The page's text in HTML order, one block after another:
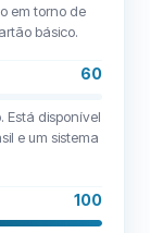
em torno de
básico.
60
Está disponível
e um sistema
100